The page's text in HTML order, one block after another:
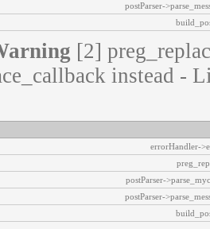
postParser-
[2]
instead -
errorHandler-
postParser-
postParser-